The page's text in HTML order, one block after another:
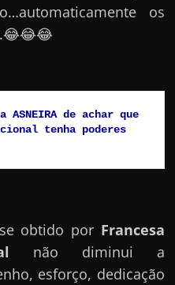
os
ASNEIRA de achar que
tenha poderes
obtido por Francesa
não diminui a
esforço, dedicação